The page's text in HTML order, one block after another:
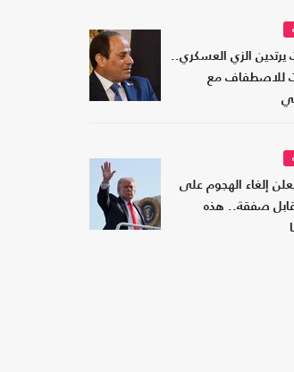
يرتدين الزي العسكري..
للاصطفاف مع
إلغاء الهجوم على
صفقة.. هذه